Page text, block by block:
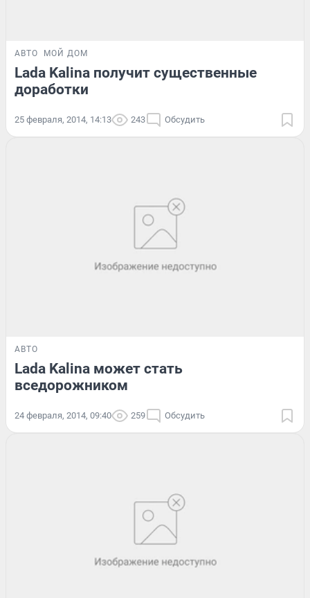
АВТО МОЙ ДОМ
Lada Kalina получит существенные
доработки
25 февраля, 2014, 14:13 243 Обсудить
АВТО
Lada Kalina может стать
вседорожником
24 февраля, 2014, 09:40 259 Обсудить